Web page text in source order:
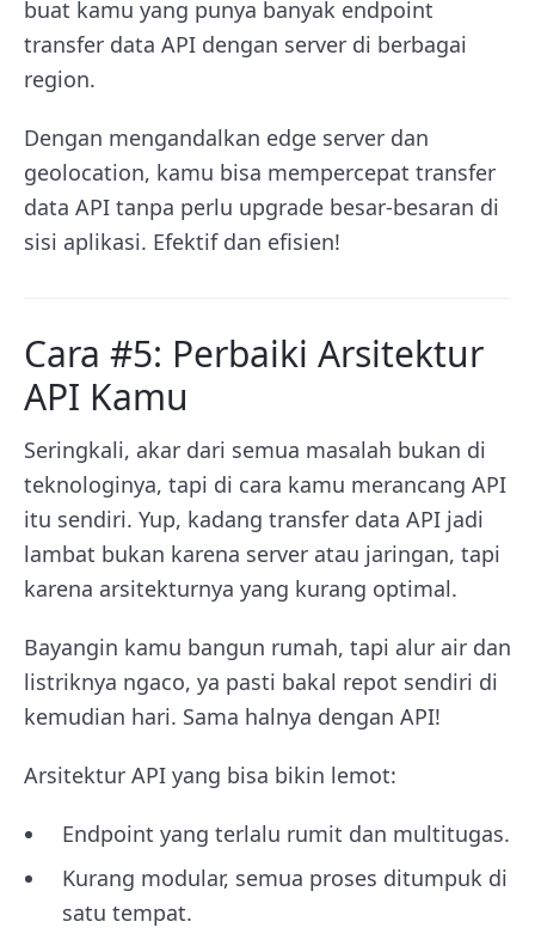
buat kamu yang punya banyak endpoint
transfer data API dengan server di berbagai
region.
Dengan mengandalkan edge server dan
geolocation, kamu bisa mempercepat transfer
data API tanpa perlu upgrade besar-besaran di
sisi aplikasi. Efektif dan efisien!
Cara #5: Perbaiki Arsitektur
API Kamu
Seringkali, akar dari semua masalah bukan di
teknologinya, tapi di cara kamu merancang API
itu sendiri. Yup, kadang transfer data API jadi
lambat bukan karena server atau jaringan, tapi
karena arsitekturnya yang kurang optimal.
Bayangin kamu bangun rumah, tapi alur air dan
listriknya ngaco, ya pasti bakal repot sendiri di
kemudian hari. Sama halnya dengan API!
Arsitektur API yang bisa bikin lemot:
Endpoint yang terlalu rumit dan multitugas.
Kurang modular, semua proses ditumpuk di
satu tempat.